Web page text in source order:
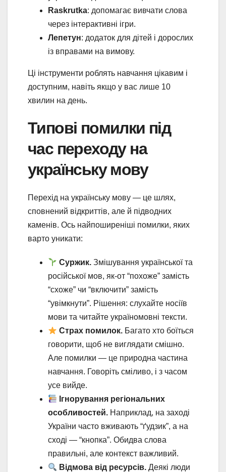
Raskrutka: допомагає вивчати слова
через інтерактивні ігри.
Лепетун: додаток для дітей і дорослих
із вправами на вимову.
Ці інструменти роблять навчання цікавим і
доступним, навіть якщо у вас лише 10
хвилин на день.
Типові помилки під
час переходу на
українську мову
Перехід на українську мову — це шлях,
сповнений відкриттів, але й підводних
каменів. Ось найпоширеніші помилки, яких
варто уникати:
Суржик. Змішування української та
російської мов, як-от “похоже” замість
“схоже” чи “включити” замість
“увімкнути”. Рішення: слухайте носіїв
мови та читайте україномовні тексти.
Страх помилок. Багато хто боїться
говорити, щоб не виглядати смішно.
Але помилки — це природна частина
навчання. Говоріть сміливо, і з часом
усе вийде.
Ігнорування регіональних
особливостей. Наприклад, на заході
України часто вживають “ґудзик”, а на
сході — “кнопка”. Обидва слова
правильні, але контекст важливий.
Відмова від ресурсів. Деякі люди